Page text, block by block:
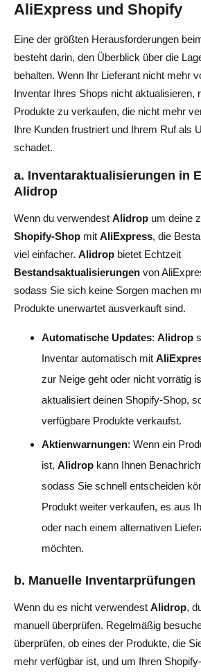
AliExpress und Shopify
Eine der größten Herausforderungen
besteht darin, den Überblick über die
behalten. Wenn Ihr Lieferant nicht mehr
Inventar Ihres Shops nicht aktualisieren,
Produkte zu verkaufen, die nicht mehr
Ihre Kunden frustriert und Ihrem Ruf als
schadet.
a. Inventaraktualisierungen in
Alidrop
Wenn du verwendest Alidrop um deine
Shopify-Shop mit AliExpress, die
viel einfacher. Alidrop bietet Echtzeit
Bestandsaktualisierungen von
sodass Sie sich keine Sorgen machen
Produkte unerwartet ausverkauft sind.
Automatische Updates: Alidrop
Inventar automatisch mit
zur Neige geht oder nicht vorrätig
aktualisiert deinen Shopify-Shop,
verfügbare Produkte verkaufst.
Aktienwarnungen: Wenn ein
ist, Alidrop kann Ihnen
sodass Sie schnell entscheiden
Produkt weiter verkaufen, es aus
oder nach einem alternativen
möchten.
b. Manuelle Inventarprüfungen
Wenn du es nicht verwendest Alidrop,
manuell überprüfen. Regelmäßig
überprüfen, ob eines der Produkte, die
mehr verfügbar ist, und um Ihren